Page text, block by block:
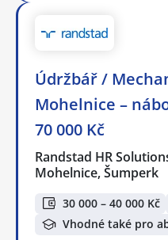
Údržbář /
Mohelnice –
70 000 Kč
Randstad HR
Mohelnice, Šumperk
30 000 – 40 000 Kč
Vhodné také pro